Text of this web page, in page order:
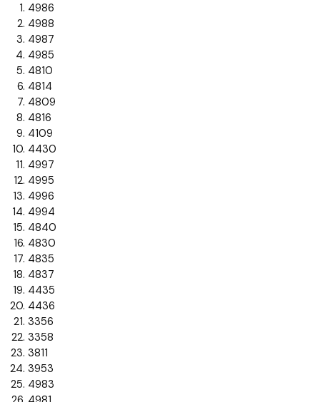
4986
4988
4987
4985
4810
4814
4809
4816
4109
4430
4997
4995
4996
4994
4840
4830
4835
4837
4435
4436
3356
3358
3811
3953
4983